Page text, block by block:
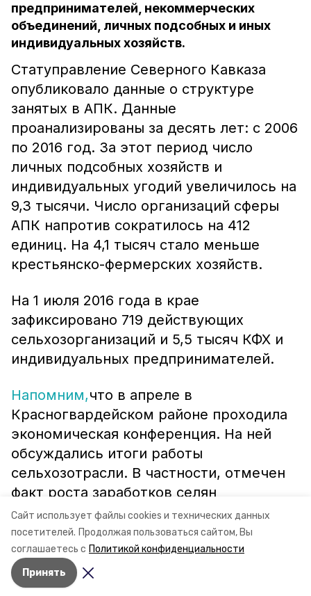
Сайт использует файлы cookies и технических данных
посетителей. Продолжая пользоваться сайтом, Вы
соглашаетесь с Политикой конфиденциальности
Принять
предпринимателей, некоммерческих
объединений, личных подсобных и иных
индивидуальных хозяйств.
Статуправление Северного Кавказа
опубликовало данные о структуре
занятых в АПК. Данные
проанализированы за десять лет: с 2006
по 2016 год. За этот период число
личных подсобных хозяйств и
индивидуальных угодий увеличилось на
9,3 тысячи. Число организаций сферы
АПК напротив сократилось на 412
единиц. На 4,1 тысяч стало меньше
крестьянско-фермерских хозяйств.
На 1 июля 2016 года в крае
зафиксировано 719 действующих
сельхозорганизаций и 5,5 тысяч КФХ и
индивидуальных предпринимателей.
Напомним,что в апреле в
Красногвардейском районе проходила
экономическая конференция. На ней
обсуждались итоги работы
сельхозотрасли. В частности, отмечен
факт роста заработков селян
Красногвардейского района в 2017 году
на 32% к уровню 2015 года.
Авторы: Ольга Пасынкова